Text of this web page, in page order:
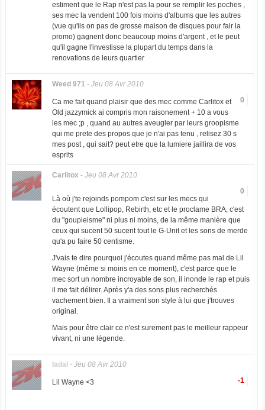
estiment que le Rap n'est pas la pour se remplir les poches ,
ses mec la vendent 100 fois moins d'albums que les autres
(vue qu'ils on pas de grosse maison de disques pour fair la
promo) gagnent donc beaucoup moins d'argent , et le peut
qu'il gagne l'investisse la plupart du temps dans la
renovations de leurs quartier
Weed 971- Jeu 08 Avr 2010
0
Ca me fait quand plaisir que des mec comme Carlitox et
Old jazzymick ai compris mon raisonement + 10 a vous
les mec ;p , quand au autres aveugler par leurs groopisme
qui me prete des propos que je n'ai pas tenu , relisez 30 s
mes post , qui sait? peut etre que la lumiere jaillira de vos
esprits
Carlitox - Jeu 08 Avr 2010
0
Là où j'te rejoinds pompom c'est sur les mecs qui
écoutent que Lollipop, Rebirth, etc et le proclame BRA, c'est
du "goupieisme" ni plus ni moins, de la même manière que
ceux qui sucent 50 sucent tout le G-Unit et les sons de merde
qu'a pu faire 50 centisme.
J'vais te dire pourquoi j'écoutes quand même pas mal de Lil
Wayne (même si moins en ce moment), c'est parce que le
mec sort un nombre incroyable de son, il inonde le rap et puis
il me fait délirer. Après y'a des sons plus recherchés
vachement bien. Il a vraiment son style à lui que j'trouves
original.
Mais pour être clair ce n'est surement pas le meilleur rappeur
vivant, ni une légende.
ladal - Jeu 08 Avr 2010
-1
Lil Wayne <3